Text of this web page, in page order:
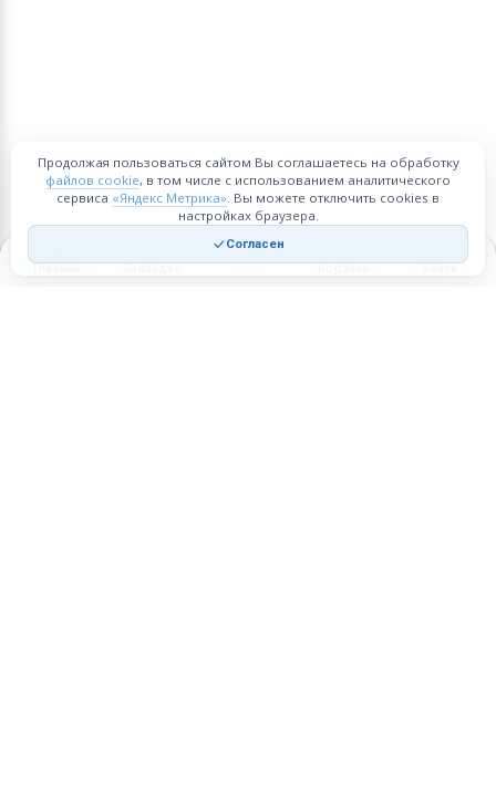
Главная Закладки Корзина Войти
Продолжая пользоваться сайтом Вы соглашаетесь на обработку
файлов cookie, в том числе с использованием аналитического
сервиса «Яндекс Метрика». Вы можете отключить cookies в
настройках браузера.
Согласен